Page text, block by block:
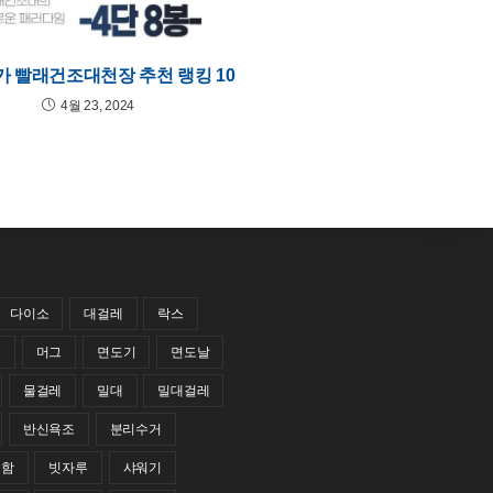
빨래건조대천장 추천 랭킹 10
4월 23, 2024
다이소 대걸레 락스
머그 면도기 면도날
물걸레 밀대 밀대걸레
반신욕조 분리수거
빗자루 샤워기